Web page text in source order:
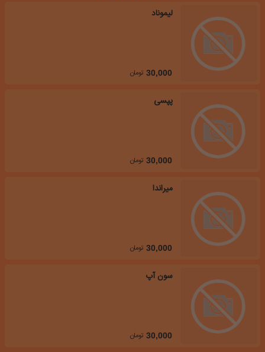
لیموناد
30,000 تومان
پپسی
30,000 تومان
میراندا
30,000 تومان
سون آپ
30,000 تومان